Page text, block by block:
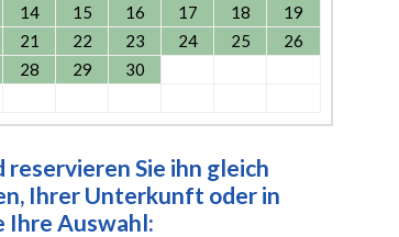
14 15 16 17 18
19
21 22 23 24 25
26
28 29 30
Sie ihn gleich
Ihrer Unterkunft oder in
Ihre Auswahl: